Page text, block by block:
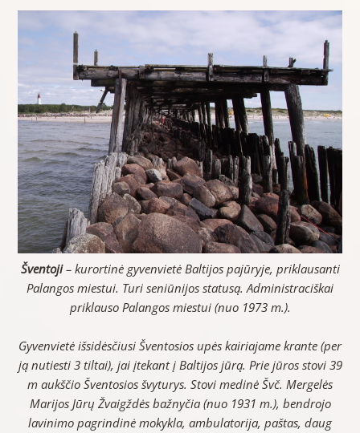
Šventoji– kurortinė gyvenvietė Baltijos pajūryje, priklausanti
Palangos miestui. Turi seniūnijos statusą. Administraciškai
priklauso Palangos miestui (nuo 1973 m.).
Gyvenvietė išsidėsčiusi Šventosios upės kairiajame krante (per
ją nutiesti 3 tiltai), jai įtekant į Baltijos jūrą. Prie jūros stovi 39
m aukščio Šventosios švyturys. Stovi medinė Švč. Mergelės
Marijos Jūrų Žvaigždės bažnyčia (nuo 1931 m.), bendrojo
lavinimo pagrindinė mokykla, ambulatorija, paštas, daug